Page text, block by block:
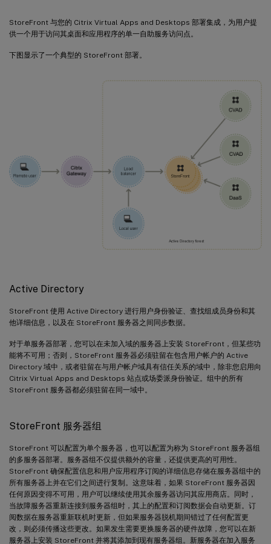
StoreFront 与您的 Citrix Virtual Apps and Desktops 部署集成，为用户提
供一个用于访问其桌面和应用程序的单一自助服务访问点。
下图显示了一个典型的 StoreFront 部署。
Active Directory
StoreFront 使用 Active Directory 进行用户身份验证、查找组成员身份和其
他详细信息，以及在 StoreFront 服务器之间同步数据。
对于单服务器部署，您可以在未加入域的服务器上安装 StoreFront，但某些功
能将不可用；否则，StoreFront 服务器必须驻留在包含用户帐户的 Active
Directory 域中，或者驻留在与用户帐户域具有信任关系的域中，除非您启用向
Citrix Virtual Apps and Desktops 站点或场委派身份验证。组中的所有
StoreFront 服务器都必须驻留在同一域中。
StoreFront 服务器组
StoreFront 可以配置为单个服务器，也可以配置为称为 StoreFront 服务器组
的多服务器部署。服务器组不仅提供额外的容量，还提供更高的可用性。
StoreFront 确保配置信息和用户应用程序订阅的详细信息存储在服务器组中的
所有服务器上并在它们之间进行复制。这意味着，如果 StoreFront 服务器因
任何原因变得不可用，用户可以继续使用其余服务器访问其应用商店。同时，
当故障服务器重新连接到服务器组时，其上的配置和订阅数据会自动更新。订
阅数据在服务器重新联机时更新，但如果服务器脱机期间错过了任何配置更
改，则必须传播这些更改。如果发生需要更换服务器的硬件故障，您可以在新
服务器上安装 StoreFront 并将其添加到现有服务器组。新服务器在加入服务